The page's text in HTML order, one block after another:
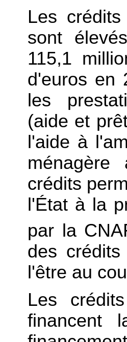
Les
sont
115,1
d'euros en
les
(aide et
l'aide à
ménagère
crédits
l'État à la
par la
des
l'être au
Les
financent